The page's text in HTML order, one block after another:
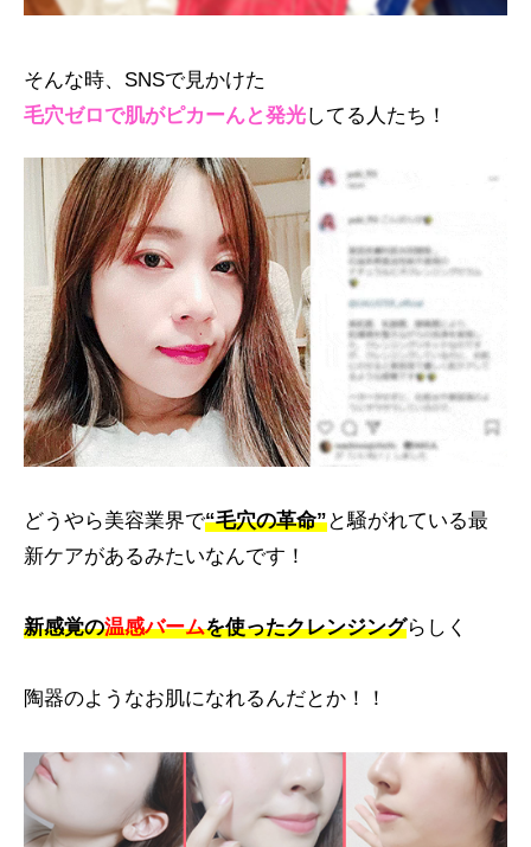
そんな時、SNSで見かけた
毛穴ゼロで肌がピカーんと発光してる人たち！
どうやら美容業界で“毛穴の革命”と騒がれている最
新ケアがあるみたいなんです！
新感覚の温感バームを使ったクレンジングらしく
陶器のようなお肌になれるんだとか！！